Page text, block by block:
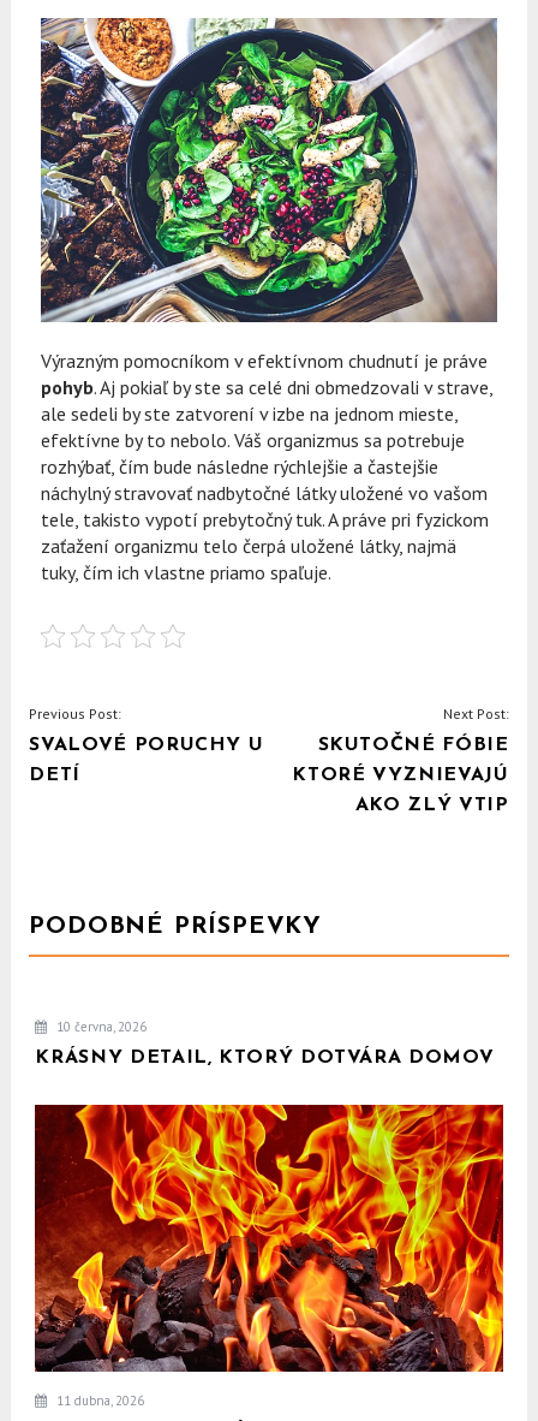
Výrazným pomocníkom v efektívnom chudnutí je práve
pohyb. Aj pokiaľ by ste sa celé dni obmedzovali v strave,
ale sedeli by ste zatvorení v izbe na jednom mieste,
efektívne by to nebolo. Váš organizmus sa potrebuje
rozhýbať, čím bude následne rýchlejšie a častejšie
náchylný stravovať nadbytočné látky uložené vo vašom
tele, takisto vypotí prebytočný tuk. A práve pri fyzickom
zaťažení organizmu telo čerpá uložené látky, najmä
tuky, čím ich vlastne priamo spaľuje.
NAVIGACE
PRO
Previous Post:
SVALOVÉ PORUCHY U
DETÍ
Next Post:
SKUTOČNÉ FÓBIE
KTORÉ VYZNIEVAJÚ
AKO ZLÝ VTIP
PODOBNÉ PRÍSPEVKY
10 června, 2026
KRÁSNY DETAIL, KTORÝ DOTVÁRA DOMOV
11 dubna, 2026